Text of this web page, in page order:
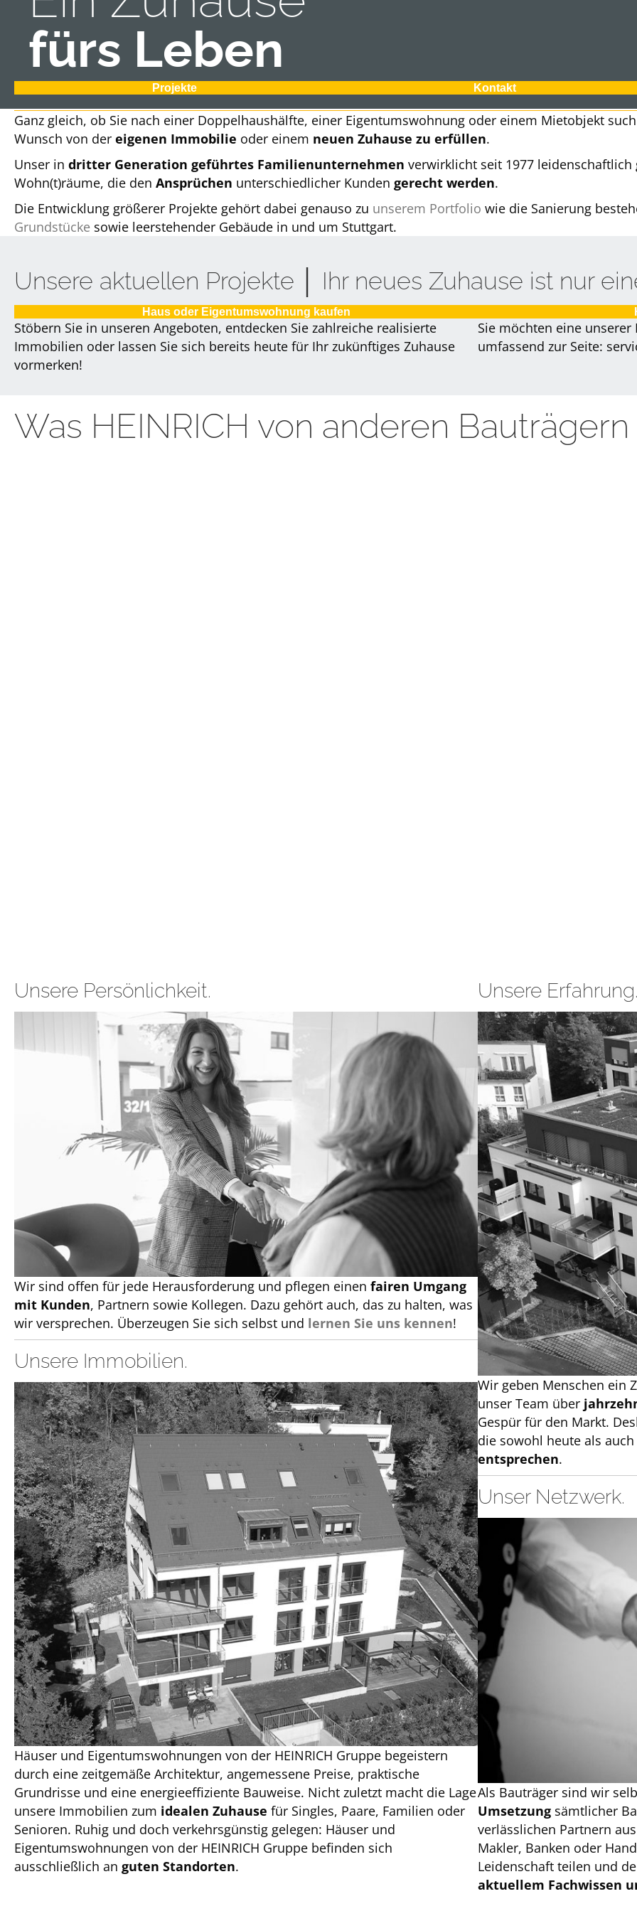
fürs Leben
Projekte Kontakt
Ganz gleich, ob Sie nach einer Doppelhaushälfte, einer Eigentumswohnung oder einem Mietobjekt
Wunsch von der eigenen Immobilie oder einem neuen Zuhause zu erfüllen.
Unser in dritter Generation geführtes Familienunternehmen verwirklicht seit 1977
Wohn(t)räume, die den Ansprüchen unterschiedlicher Kunden gerecht werden.
Die Entwicklung größerer Projekte gehört dabei genauso zu unserem Portfolio wie die Sanierung
Grundstücke sowie leerstehender Gebäude in und um Stuttgart.
Unsere aktuellen Projekte │ Ihr neues Zuhause ist nur
Haus oder Eigentumswohnung kaufen
Stöbern Sie in unseren Angeboten, entdecken Sie zahlreiche realisierte
Immobilien oder lassen Sie sich bereits heute für Ihr zukünftiges Zuhause
vormerken!
Sie möchten eine
umfassend zur Seite:
Was HEINRICH von anderen
Unsere Persönlichkeit.
Wir sind offen für jede Herausforderung und pflegen einen fairen Umgang
mit Kunden, Partnern sowie Kollegen. Dazu gehört auch, das zu halten, was
wir versprechen. Überzeugen Sie sich selbst und lernen Sie uns kennen!
Unsere Immobilien.
Häuser und Eigentumswohnungen von der HEINRICH Gruppe begeistern
durch eine zeitgemäße Architektur, angemessene Preise, praktische
Grundrisse und eine energieeffiziente Bauweise. Nicht zuletzt macht die Lage
unsere Immobilien zum idealen Zuhause für Singles, Paare, Familien oder
Senioren. Ruhig und doch verkehrsgünstig gelegen: Häuser und
Eigentumswohnungen von der HEINRICH Gruppe befinden sich
ausschließlich an guten Standorten.
Unsere
Wir geben Menschen ein
unser Team über
Gespür für den Markt.
die sowohl heute als
entsprechen.
Unser Netzwerk.
Als Bauträger sind wir
Umsetzung sämtlicher
verlässlichen Partnern
Makler, Banken oder
Leidenschaft teilen und
aktuellem Fachwissen